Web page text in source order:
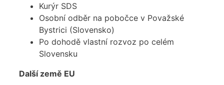
Kurýr SDS
Osobní odběr na pobočce v Považské
Bystrici (Slovensko)
Po dohodě vlastní rozvoz po celém
Slovensku
Další země EU